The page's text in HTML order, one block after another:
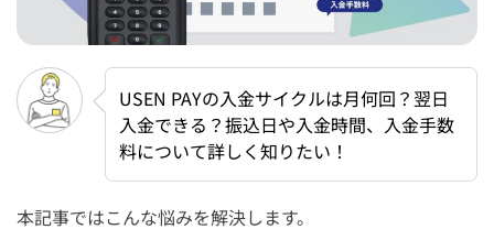
USEN PAYの入金サイクルは月何回？翌日
入金できる？振込日や入金時間、入金手数
料について詳しく知りたい！
本記事ではこんな悩みを解決します。